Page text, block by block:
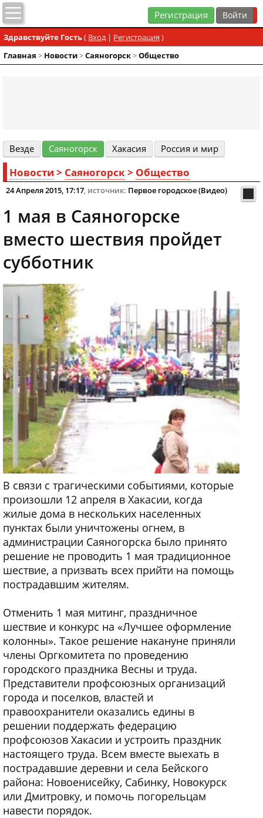
Регистрация
Здравствуйте Гость( Вход| Регистрация )
Главная > Новости>Cаяногорск>Общество
Везде Cаяногорск Хакасия Россия и мир
Новости > Cаяногорск> Общество
24 Апреля 2015, 17:17, источник: Первое городское (Видео)
1 мая в Саяногорске
вместо шествия пройдет
субботник
В связи с трагическими событиями, которые
произошли 12 апреля в Хакасии, когда
жилые дома в нескольких населенных
пунктах были уничтожены огнем, в
администрации Саяногорска было принято
решение не проводить 1 мая традиционное
шествие, а призвать всех прийти на помощь
пострадавшим жителям.
Отменить 1 мая митинг, праздничное
шествие и конкурс на «Лучшее оформление
колонны». Такое решение накануне приняли
члены Оргкомитета по проведению
городского праздника Весны и труда.
Представители профсоюзных организаций
города и поселков, властей и
правоохранители оказались едины в
решении поддержать федерацию
профсоюзов Хакасии и устроить праздник
настоящего труда. Всем вместе выехать в
пострадавшие деревни и села Бейского
района: Новоенисейку, Сабинку, Новокурск
или Дмитровку, и помочь погорельцам
навести порядок.